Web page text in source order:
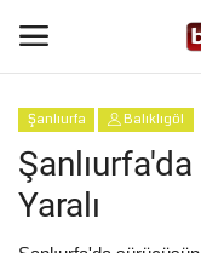
Giriş Yap
Anasayfa
Şanlıurfa Balıklıgöl
Yaralı